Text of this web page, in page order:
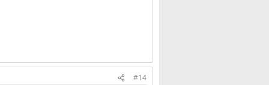
#14